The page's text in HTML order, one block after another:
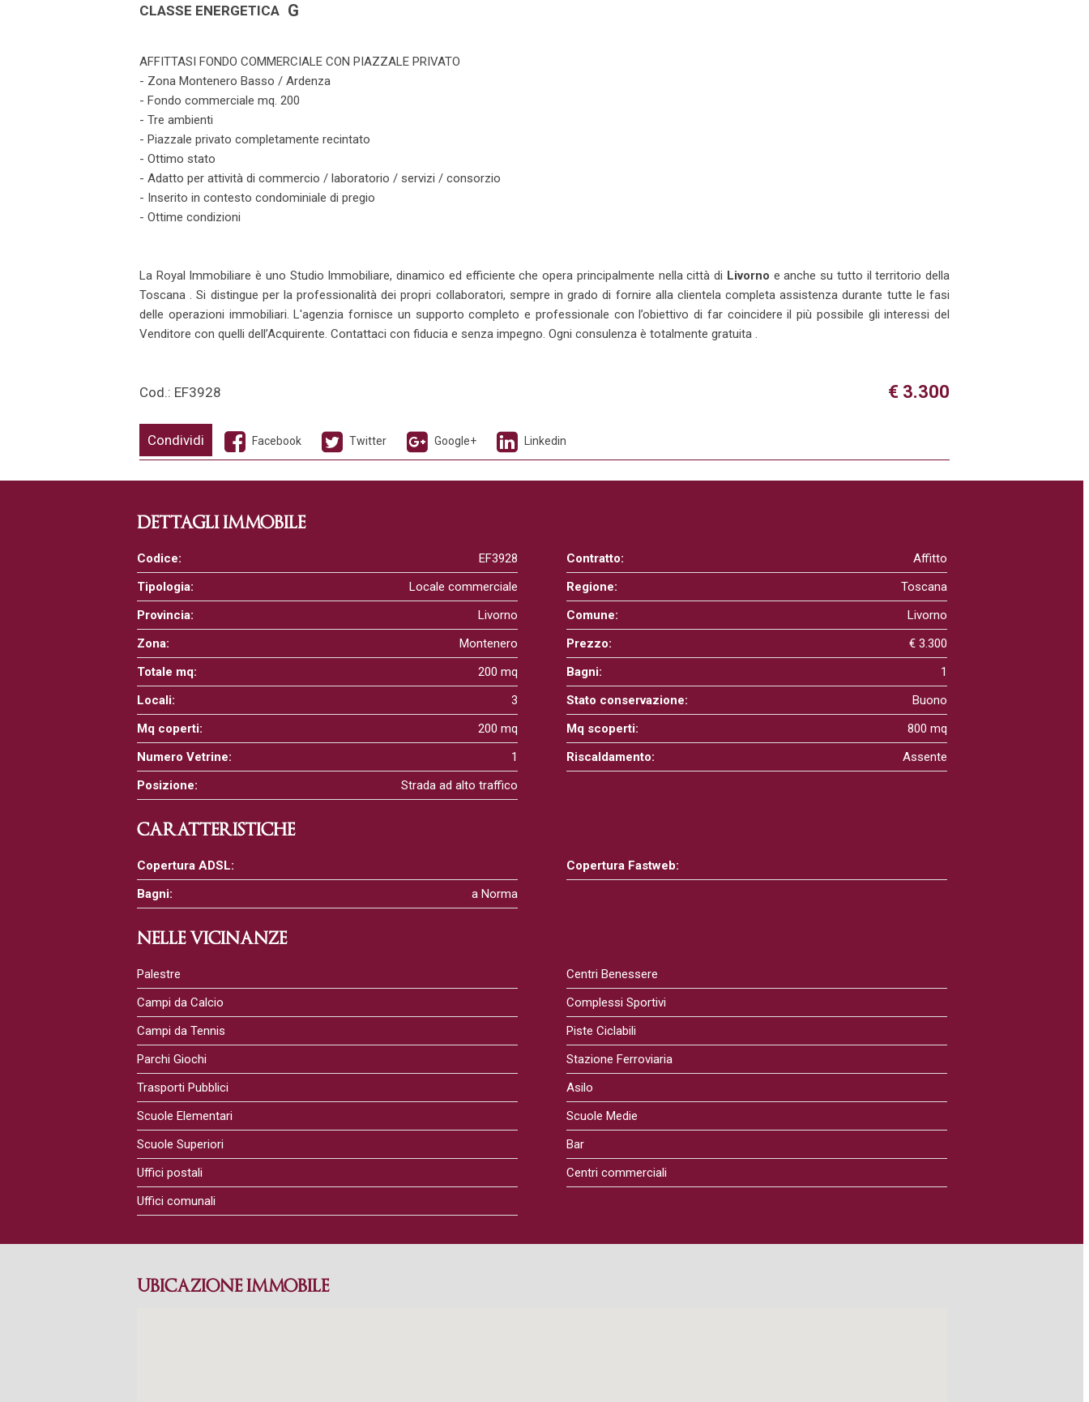
CLASSE ENERGETICA G
AFFITTASI FONDO COMMERCIALE CON PIAZZALE PRIVATO
- Zona Montenero Basso / Ardenza
- Fondo commerciale mq. 200
- Tre ambienti
- Piazzale privato completamente recintato
- Ottimo stato
- Adatto per attività di commercio / laboratorio / servizi / consorzio
- Inserito in contesto condominiale di pregio
- Ottime condizioni
La Royal Immobiliare è uno Studio Immobiliare, dinamico ed efficiente che opera principalmente nella città di Livorno e anche su tutto il territorio della
Toscana . Si distingue per la professionalità dei propri collaboratori, sempre in grado di fornire alla clientela completa assistenza durante tutte le fasi
delle operazioni immobiliari. L'agenzia fornisce un supporto completo e professionale con l’obiettivo di far coincidere il più possibile gli interessi del
Venditore con quelli dell’Acquirente. Contattaci con fiducia e senza impegno. Ogni consulenza è totalmente gratuita .
Cod.: EF3928 € 3.300
Condividi Facebook Twitter Google+ Linkedin
DETTAGLI IMMOBILE
Codice: EF3928 Contratto:
Affitto
Tipologia:
Locale commerciale Regione:
Toscana
Provincia:
Livorno Comune:
Livorno
Zona:
Montenero Prezzo:
€ 3.300
Totale mq:
200 mq Bagni:
1
Locali:
3 Stato conservazione:
Buono
Mq coperti:
200 mq Mq scoperti:
800 mq
Numero Vetrine:
1 Riscaldamento:
Assente
Posizione:
Strada ad alto traffico
CARATTERISTICHE
Copertura ADSL:
Copertura Fastweb:
Bagni:
a Norma
NELLE VICINANZE
Palestre
Centri Benessere
Campi da Calcio
Complessi Sportivi
Campi da Tennis
Piste Ciclabili
Parchi Giochi
Stazione Ferroviaria
Trasporti Pubblici
Asilo
Scuole Elementari
Scuole Medie
Scuole Superiori
Bar
Uffici postali
Centri commerciali
Uffici comunali
UBICAZIONE IMMOBILE